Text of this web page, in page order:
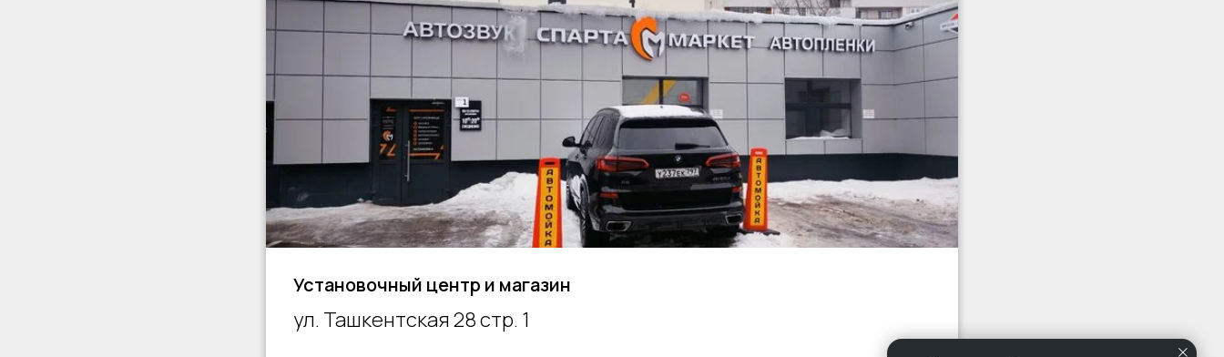
Установочный центр и магазин
ул. Ташкентская 28 стр. 1